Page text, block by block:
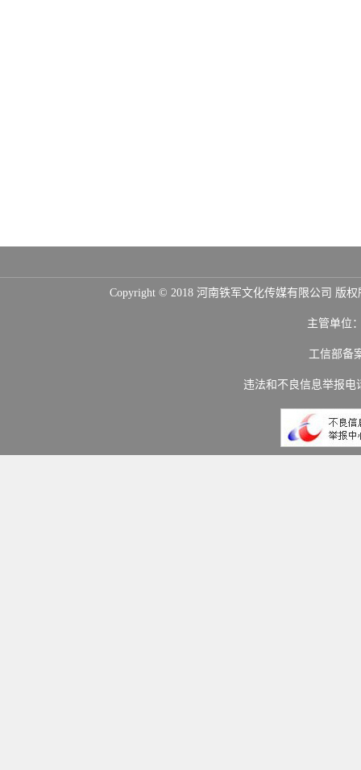
Copyright © 2018 河南铁军文化传媒有限公司 版
主管单位
工信部备
违法和不良信息举报